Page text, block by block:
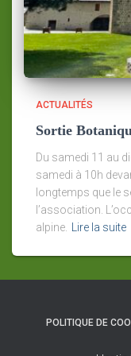
ACTUALITÉS
Sortie
Du samedi 11 au
samedi à 10h
longtemps que le
l’association.
alpine.
Lire la suite
POLITIQUE DE